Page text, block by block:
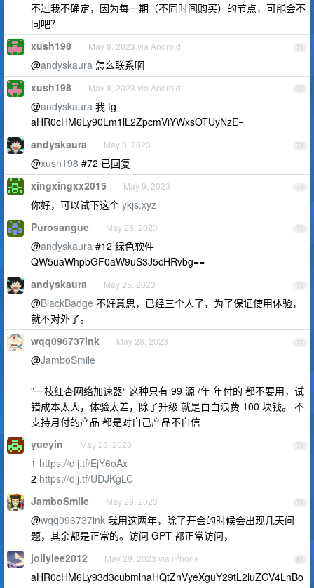
不过我不确定，因为每一期（不同时间购买）的节点，可能会不
同吧？
71
xush198 May 8, 2023 via Android
@andyskaura 怎么联系啊
72
xush198 May 8, 2023 via Android
@andyskaura 我 tg
aHR0cHM6Ly90Lm1lL2ZpcmViYWxsOTUyNzE=
73
andyskaura May 8, 2023
@xush198 #72 已回复
74
xingxingxx2015 May 9, 2023
你好，可以试下这个 ykjs.xyz
75
Purosangue May 25, 2023
@andyskaura #12 绿色软件
QW5uaWhpbGF0aW9uS3J5cHRvbg==
76
andyskaura May 25, 2023
@BlackBadge 不好意思，已经三个人了，为了保证使用体验，
就不对外了。
77
wqq096737ink May 28, 2023
@JamboSmile
”一枝红杏网络加速器“ 这种只有 99 源 /年 年付的 都不要用，试
错成本太大，体验太差，除了升级 就是白白浪费 100 块钱。 不
支持月付的产品 都是对自己产品不自信
78
yueyin May 28, 2023
1 https://dlj.tf/EjY6oAx
2 https://dlj.tf/UDJKgLC
79
JamboSmile May 29, 2023
@wqq096737ink 我用这两年，除了开会的时候会出现几天问
题，其余都是正常的。访问 GPT 都正常访问，
80
jollylee2012 May 29, 2023 via iPhone
aHR0cHM6Ly93d3cubmlnaHQtZnVyeXguY29tL2luZGV4LnBo